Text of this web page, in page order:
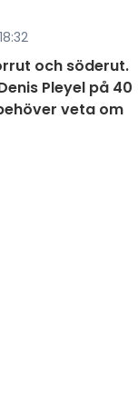
och söderut.
Pleyel på 40
veta om